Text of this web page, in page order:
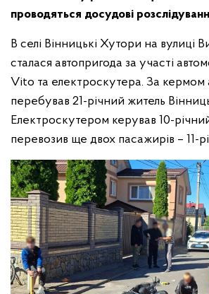
проводяться досудові
В селі Вінницькі Хутори на вулиці
сталася автопригода за участі
Vito та електроскутера. За кермом
перебував 21-річний житель
Електроскутером керував 10-
перевозив ще двох пасажирів – 11-